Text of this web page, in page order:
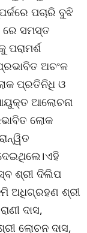
ପଚାରି ବୁଝି
ରେ ସମସ୍ତ
ଅଚଂଳ
ପ୍ରତିନିଧି ଓ
ଆଲୋଚନା
ଲୋକ
ଶ୍ରୀ ଦିଲିପ
ଅଧିଗ୍ରହଣ ଶ୍ରୀ
ଦାସ,
ଲୋଚନ ଦାସ,